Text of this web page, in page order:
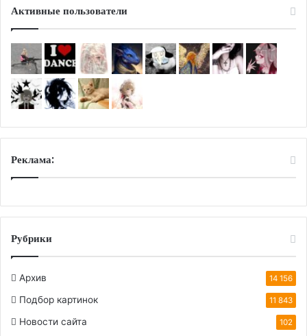
Активные пользователи
Реклама:
Рубрики
Архив 14 156
Подбор картинок 11 843
Новости сайта 102